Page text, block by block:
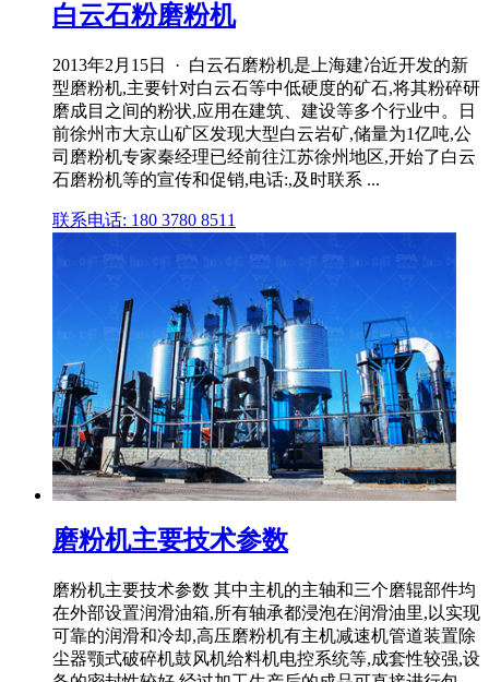
白云石粉磨粉机
2013年2月15日 · 白云石磨粉机是上海建冶近开发的新
型磨粉机,主要针对白云石等中低硬度的矿石,将其粉碎研
磨成目之间的粉状,应用在建筑、建设等多个行业中。日
前徐州市大京山矿区发现大型白云岩矿,储量为1亿吨,公
司磨粉机专家秦经理已经前往江苏徐州地区,开始了白云
石磨粉机等的宣传和促销,电话:,及时联系 ...
联系电话: 180 3780 8511
磨粉机主要技术参数
磨粉机主要技术参数 其中主机的主轴和三个磨辊部件均
在外部设置润滑油箱,所有轴承都浸泡在润滑油里,以实现
可靠的润滑和冷却,高压磨粉机有主机减速机管道装置除
尘器颚式破碎机鼓风机给料机电控系统等,成套性较强,设